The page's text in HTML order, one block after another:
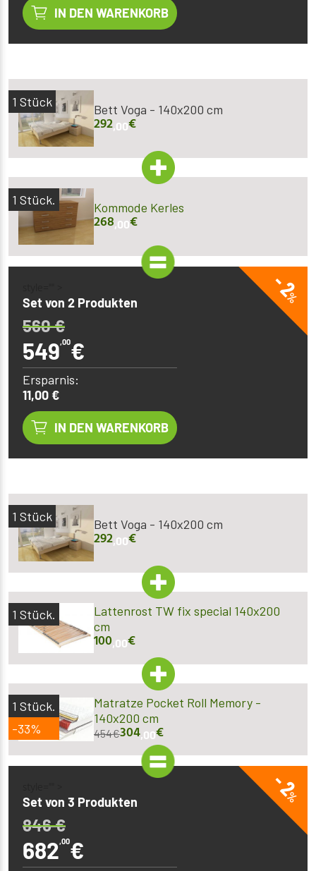
IN DEN WARENKORB
1 Stück
Bett Voga - 140x200 cm
292,00€
1 Stück.
Kommode Kerles
268,00€
- 2
%
Set von 2 Produkten
560€
549 ,00€
Ersparnis:
11,00 €
IN DEN WARENKORB
1 Stück
Bett Voga - 140x200 cm
292,00€
1 Stück.
Lattenrost TW fix special 140x200
cm
100,00€
1 Stück.
-33%
Matratze Pocket Roll Memory -
140x200 cm
454€304,00€
- 2
%
Set von 3 Produkten
846€
682,00€